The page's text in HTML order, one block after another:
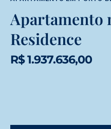
Apartamento
Residence
R$ 1.937.636,00